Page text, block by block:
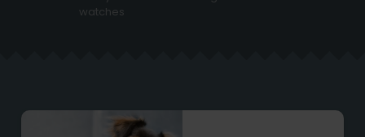
watches